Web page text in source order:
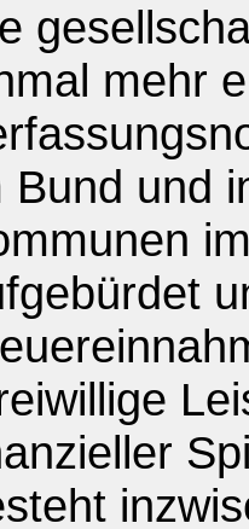
mehr
Bund und